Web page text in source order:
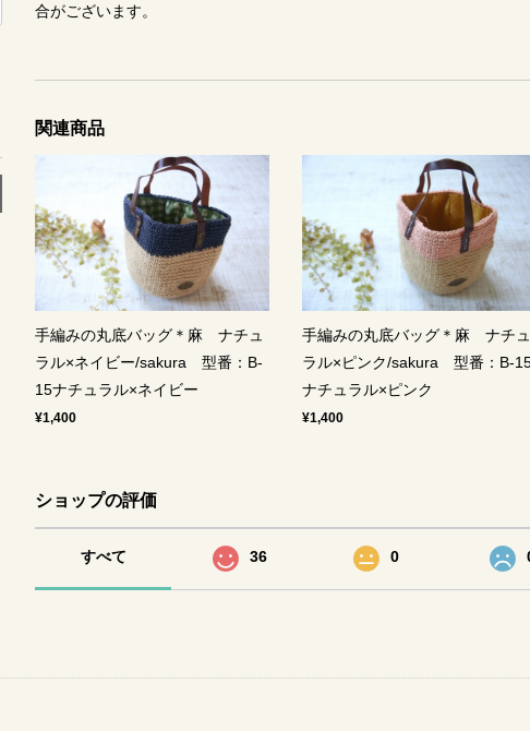
合がございます。
関連商品
手編みの丸底バッグ＊麻 ナチュ
ラル×ネイビー/sakura 型番：B-
15ナチュラル×ネイビー
¥1,400
手編みの丸底バッグ＊麻 ナチュ
ラル×ピンク/sakura 型番：B-
ナチュラル×ピンク
¥1,400
ショップの評価
すべて 36 0